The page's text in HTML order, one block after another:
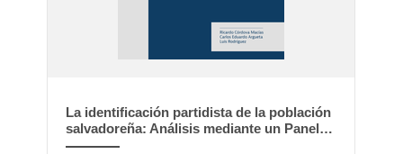
La identificación partidista de la población
salvadoreña: Análisis mediante un Panel
Electoral